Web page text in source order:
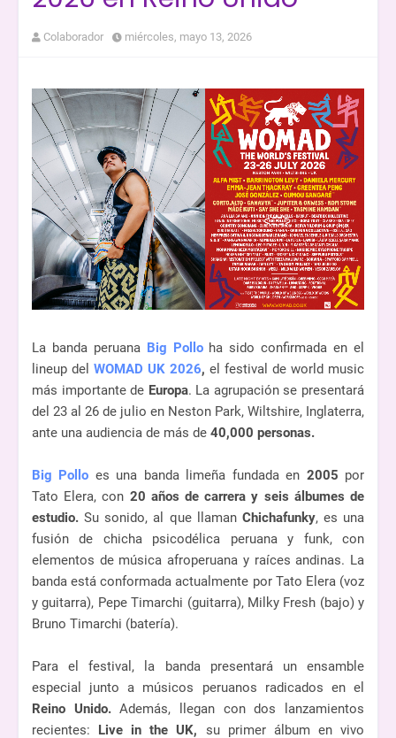
Colaborador miércoles, mayo 13, 2026
La banda peruana Big Polloha sido confirmada en el
lineup del WOMAD UK 2026, el festival de world music
más importante de Europa. La agrupación se presentará
del 23 al 26 de julio en Neston Park, Wiltshire, Inglaterra,
ante una audiencia de más de 40,000 personas.
Big Pollo es una banda limeña fundada en 2005 por
Tato Elera, con 20 años de carrera y seis álbumes de
estudio.Su sonido, al que llaman Chichafunky, es una
fusión de chicha psicodélica peruana y funk, con
elementos de música afroperuana y raíces andinas. La
banda está conformada actualmente por Tato Elera (voz
y guitarra), Pepe Timarchi (guitarra), Milky Fresh (bajo) y
Bruno Timarchi (batería).
Para el festival, la banda presentará un ensamble
especial junto a músicos peruanos radicados en el
Reino Unido.Además, llegan con dos lanzamientos
recientes:
Live in the UK, su primer álbum en vivo